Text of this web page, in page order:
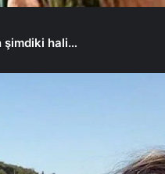
şimdiki hali…